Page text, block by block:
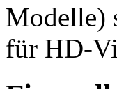
Modelle)
für HD-